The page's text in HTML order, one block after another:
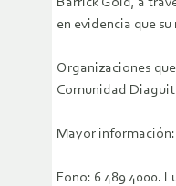
en evidencia que
Organizaciones
Comunidad
Mayor información:
Fono: 6 489 4000.